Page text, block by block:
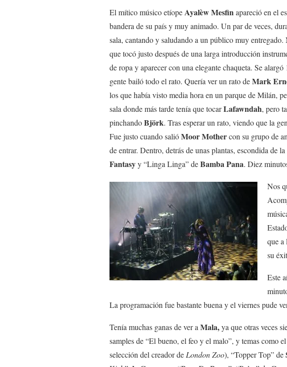
El mítico músico etíopeAyalèw Mesfinapareció en el
bandera de su país y muy animado. Un par de veces,
sala, cantando y saludando a un público muy
que tocó justo después de una larga introducción
de ropa y aparecer con una elegante chaqueta. Se
gente bailó todo el rato. Quería ver un rato deMark
los que había visto media hora en un parque de Milán,
sala donde más tarde tenía que tocarLafawndah, pero
pinchandoBjörk. Tras esperar un rato, viendo que la
Fue justo cuando salióMoor Mothercon su grupo de
de entrar. Dentro, detrás de unas plantas, escondida de
Fantasyy “Linga Linga” deBamba Pana. Diez
Nos
que a
su
Este
La programación fue bastante buena y el viernes pude
Tenía muchas ganas de ver a Mala,ya que otras veces
samples de “El bueno, el feo y el malo”, y temas como
selección del creador de London Zoo), “Topper Top” de